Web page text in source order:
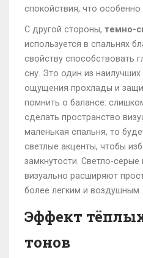
спокойствия, что
С другой стороны, темно-
используется в спальнях
свойству способствовать
сну. Это один из
ощущения прохлады и
помнить о балансе:
сделать пространство
маленькая спальня, то
светлые акценты, чтобы
замкнутости. Светло-серые
визуально расширяют
более легким и воздушным.
Эффект
тонов